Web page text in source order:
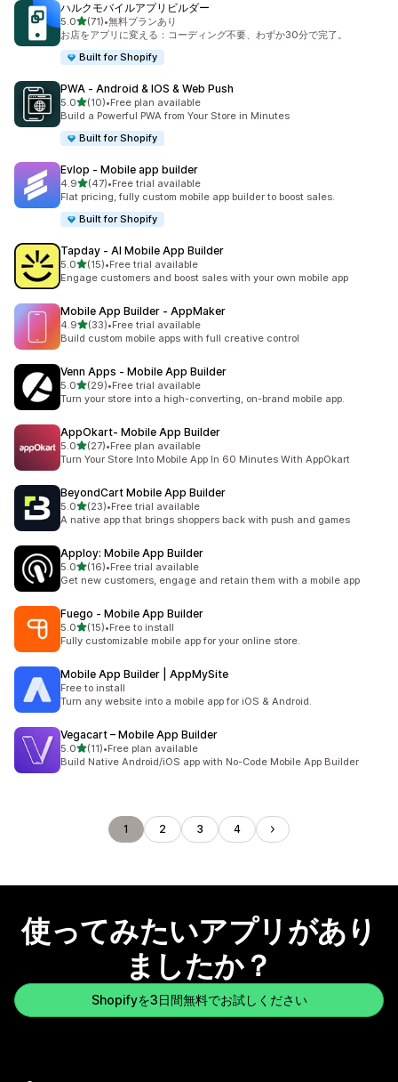
ハルクモバイルアプリビルダー
5.05つ星中
(71)
合計レビュー数：71件
•無料プランあり
お店をアプリに変える：コーディング不要、わずか30分で完了。
Built for Shopify
PWA ‑ Android & IOS & Web Push
5.05つ星中
(10)
合計レビュー数：10件
•Free plan available
Build a Powerful PWA from Your Store in Minutes
Built for Shopify
Evlop ‑ Mobile app builder
4.95つ星中
(47)
合計レビュー数：47件
•Free trial available
Flat pricing, fully custom mobile app builder to boost sales.
Built for Shopify
Tapday ‑ AI Mobile App Builder
5.05つ星中
(15)
合計レビュー数：15件
•Free trial available
Engage customers and boost sales with your own mobile app
Mobile App Builder ‑ AppMaker
4.95つ星中
(33)
合計レビュー数：33件
•Free trial available
Build custom mobile apps with full creative control
Venn Apps ‑ Mobile App Builder
5.05つ星中
(29)
合計レビュー数：29件
•Free trial available
Turn your store into a high-converting, on-brand mobile app.
AppOkart‑ Mobile App Builder
5.05つ星中
(27)
合計レビュー数：27件
•Free plan available
Turn Your Store Into Mobile App In 60 Minutes With AppOkart
BeyondCart Mobile App Builder
5.05つ星中
(23)
合計レビュー数：23件
•Free trial available
A native app that brings shoppers back with push and games
Apploy: Mobile App Builder
5.05つ星中
(16)
合計レビュー数：16件
•Free trial available
Get new customers, engage and retain them with a mobile app
Fuego ‑ Mobile App Builder
5.05つ星中
(15)
合計レビュー数：15件
•Free to install
Fully customizable mobile app for your online store.
Mobile App Builder | AppMySite
Free to install
Turn any website into a mobile app for iOS & Android.
Vegacart – Mobile App Builder
5.05つ星中
(11)
合計レビュー数：11件
•Free plan available
Build Native Android/iOS app with No-Code Mobile App Builder
1 2 3 4
使ってみたいアプリがあり
ましたか？
Shopifyを3日間無料でお試しください